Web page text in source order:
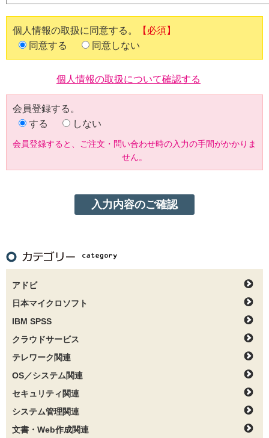
個人情報の取扱に同意する。
【必須】
同意する
同意しない
個人情報の取扱について確認する
会員登録する。
する
しない
会員登録すると、ご注文・問い合わせ時の入力の手間がかかりま
せん。
アドビ
日本マイクロソフト
IBM SPSS
クラウドサービス
テレワーク関連
OS／システム関連
セキュリティ関連
システム管理関連
文書・Web作成関連